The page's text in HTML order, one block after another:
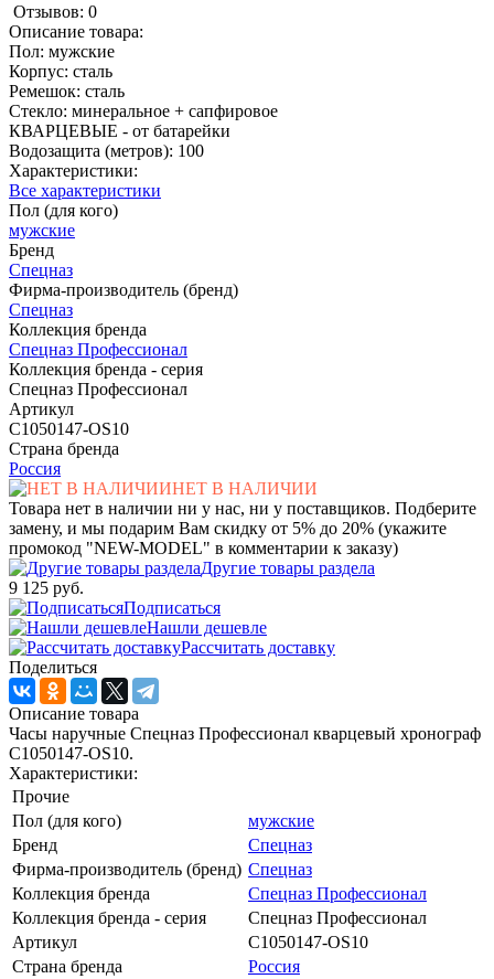
Отзывов: 0
Описание товара:
Пол: мужские
Корпус: сталь
Ремешок: сталь
Стекло: минеральное + сапфировое
КВАРЦЕВЫЕ - от батарейки
Водозащита (метров): 100
Характеристики:
Все характеристики
Пол (для кого)
мужские
Бренд
Спецназ
Фирма-производитель (бренд)
Спецназ
Коллекция бренда
Спецназ Профессионал
Коллекция бренда - серия
Спецназ Профессионал
Артикул
С1050147-OS10
Страна бренда
Россия
НЕТ В НАЛИЧИИ
Товара нет в наличии ни у нас, ни у поставщиков. Подберите
замену, и мы подарим Вам скидку от 5% до 20% (укажите
промокод "NEW-MODEL" в комментарии к заказу)
Другие товары раздела
9 125 руб.
Подписаться
Нашли дешевле
Рассчитать доставку
Поделиться
Описание товара
Часы наручные Спецназ Профессионал кварцевый хронограф
С1050147-OS10.
Характеристики:
Прочие
Пол (для кого)
мужские
Бренд
Спецназ
Фирма-производитель (бренд) Спецназ
Коллекция бренда
Спецназ Профессионал
Коллекция бренда - серия
Спецназ Профессионал
Артикул
С1050147-OS10
Страна бренда
Россия